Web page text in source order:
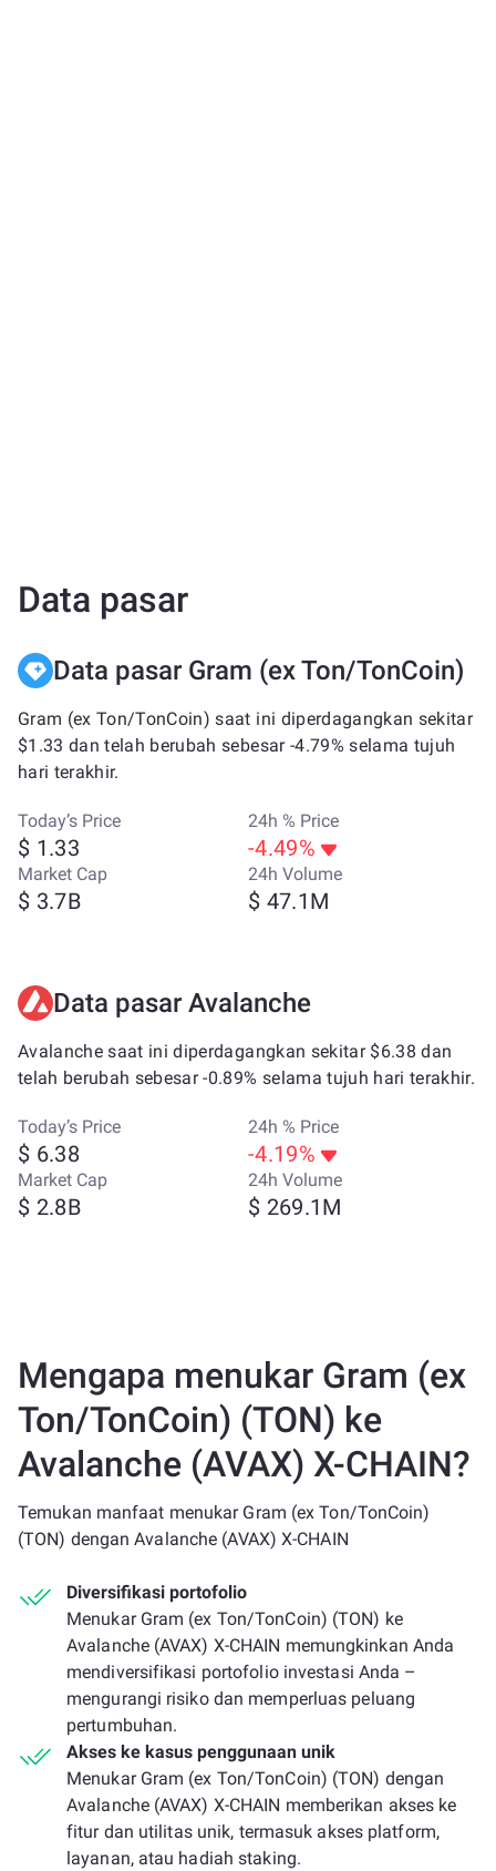
Data pasar
Data pasar Gram (ex Ton/TonCoin)
Gram (ex Ton/TonCoin) saat ini diperdagangkan sekitar
$1.33 dan telah berubah sebesar -4.79% selama tujuh
hari terakhir.
Today’s Price
$ 1.33
24h % Price
-4.49%
Market Cap
$ 3.7B
24h Volume
$ 47.1M
Data pasar Avalanche
Avalanche saat ini diperdagangkan sekitar $6.38 dan
telah berubah sebesar -0.89% selama tujuh hari terakhir.
Today’s Price
$ 6.38
24h % Price
-4.19%
Market Cap
$ 2.8B
24h Volume
$ 269.1M
Mengapa menukar Gram (ex
Ton/TonCoin) (TON) ke
Avalanche (AVAX) X-CHAIN?
Temukan manfaat menukar Gram (ex Ton/TonCoin)
(TON) dengan Avalanche (AVAX) X-CHAIN
Diversifikasi portofolio
Menukar Gram (ex Ton/TonCoin) (TON) ke
Avalanche (AVAX) X-CHAIN memungkinkan Anda
mendiversifikasi portofolio investasi Anda –
mengurangi risiko dan memperluas peluang
pertumbuhan.
Akses ke kasus penggunaan unik
Menukar Gram (ex Ton/TonCoin) (TON) dengan
Avalanche (AVAX) X-CHAIN memberikan akses ke
fitur dan utilitas unik, termasuk akses platform,
layanan, atau hadiah staking.